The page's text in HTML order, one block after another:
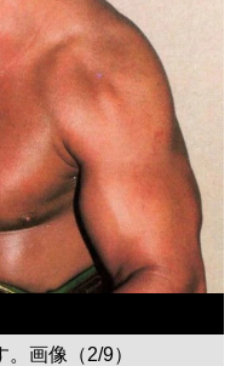
画像（2/9）